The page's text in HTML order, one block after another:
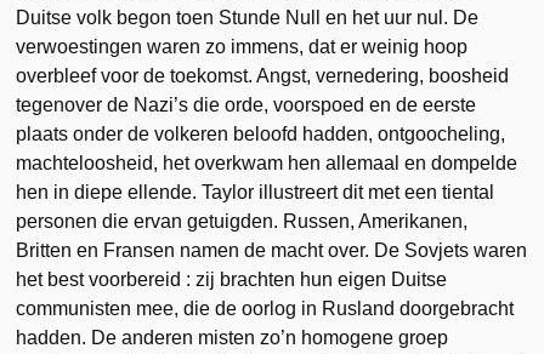
Duitse volk begon toen Stunde Null en het uur nul. De
verwoestingen waren zo immens, dat er weinig hoop
overbleef voor de toekomst. Angst, vernedering, boosheid
tegenover de Nazi’s die orde, voorspoed en de eerste
plaats onder de volkeren beloofd hadden, ontgoocheling,
machteloosheid, het overkwam hen allemaal en dompelde
hen in diepe ellende. Taylor illustreert dit met een tiental
personen die ervan getuigden. Russen, Amerikanen,
Britten en Fransen namen de macht over. De Sovjets waren
het best voorbereid : zij brachten hun eigen Duitse
communisten mee, die de oorlog in Rusland doorgebracht
hadden. De anderen misten zo’n homogene groep